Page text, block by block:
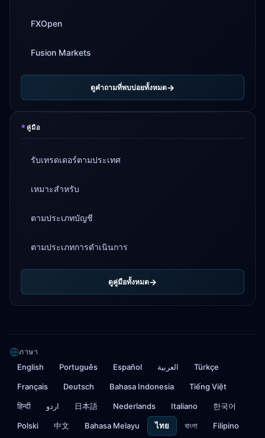
FXOpen
Fusion Markets
ดูคำถามที่พบบ่อยทั้งหมด
*คู่มือ
รับเทรดเดอร์ตามประเทศ
เหมาะสำหรับ
ตามประเภทบัญชี
ตามประเภทการดำเนินการ
ดูคู่มือทั้งหมด
ภาษา
English Português Español العربية Türkçe
Français Deutsch Bahasa Indonesia Tiếng Việt
हिन्दी اردو 日本語 Nederlands Italiano 한국어
Polski 中文 Bahasa Melayu ไทย বাংলা Filipino